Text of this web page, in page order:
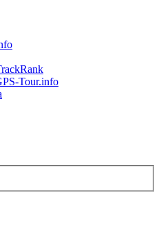
Tour.info